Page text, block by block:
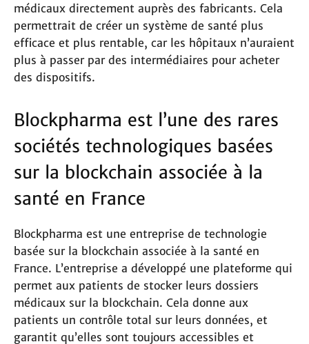
médicaux directement auprès des fabricants. Cela
permettrait de créer un système de santé plus
efficace et plus rentable, car les hôpitaux n’auraient
plus à passer par des intermédiaires pour acheter
des dispositifs.
Blockpharma est l’une des rares
sociétés technologiques basées
sur la blockchain associée à la
santé en France
Blockpharma est une entreprise de technologie
basée sur la blockchain associée à la santé en
France. L’entreprise a développé une plateforme qui
permet aux patients de stocker leurs dossiers
médicaux sur la blockchain. Cela donne aux
patients un contrôle total sur leurs données, et
garantit qu’elles sont toujours accessibles et